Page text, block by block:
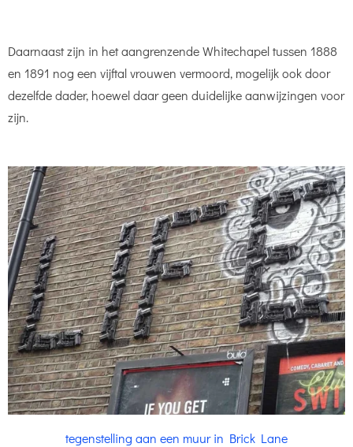
Daarnaast zijn in het aangrenzende Whitechapel tussen 1888
en 1891 nog een vijftal vrouwen vermoord, mogelijk ook door
dezelfde dader, hoewel daar geen duidelijke aanwijzingen voor
zijn.
tegenstelling aan een muur in Brick Lane